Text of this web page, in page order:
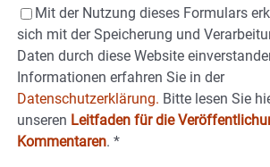
Mit der Nutzung dieses Formulars
sich mit der Speicherung und
Daten durch diese Website
Informationen erfahren Sie in der
Datenschutzerklärung. Bitte lesen Sie
unseren Leitfaden für die
Kommentaren. *